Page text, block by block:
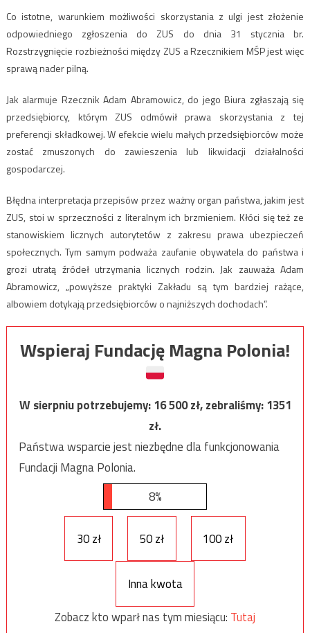
Co istotne, warunkiem możliwości skorzystania z ulgi jest złożenie
odpowiedniego zgłoszenia do ZUS do dnia 31 stycznia br.
Rozstrzygnięcie rozbieżności między ZUS a Rzecznikiem MŚP jest więc
sprawą nader pilną.
Jak alarmuje Rzecznik Adam Abramowicz, do jego Biura zgłaszają się
przedsiębiorcy, którym ZUS odmówił prawa skorzystania z tej
preferencji składkowej. W efekcie wielu małych przedsiębiorców może
zostać zmuszonych do zawieszenia lub likwidacji działalności
gospodarczej.
Błędna interpretacja przepisów przez ważny organ państwa, jakim jest
ZUS, stoi w sprzeczności z literalnym ich brzmieniem. Kłóci się też ze
stanowiskiem licznych autorytetów z zakresu prawa ubezpieczeń
społecznych. Tym samym podważa zaufanie obywatela do państwa i
grozi utratą źródeł utrzymania licznych rodzin. Jak zauważa Adam
Abramowicz, „powyższe praktyki Zakładu są tym bardziej rażące,
albowiem dotykają przedsiębiorców o najniższych dochodach”.
Wspieraj Fundację Magna Polonia!
W sierpniu potrzebujemy:16 500zł, zebraliśmy:1351
zł.
Państwa wsparcie jest niezbędne dla funkcjonowania
Fundacji Magna Polonia.
8%
30 zł 50 zł 100 zł
Inna kwota
Zobacz kto wparł nas tym miesiącu: Tutaj